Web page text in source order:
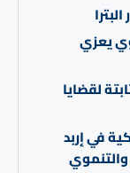
يعزي
لقضايا
في إربد